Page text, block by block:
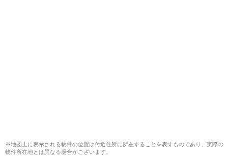
※地図上に表示される物件の位置は付近住所に所在することを表すものであり、実際の
物件所在地とは異なる場合がございます。